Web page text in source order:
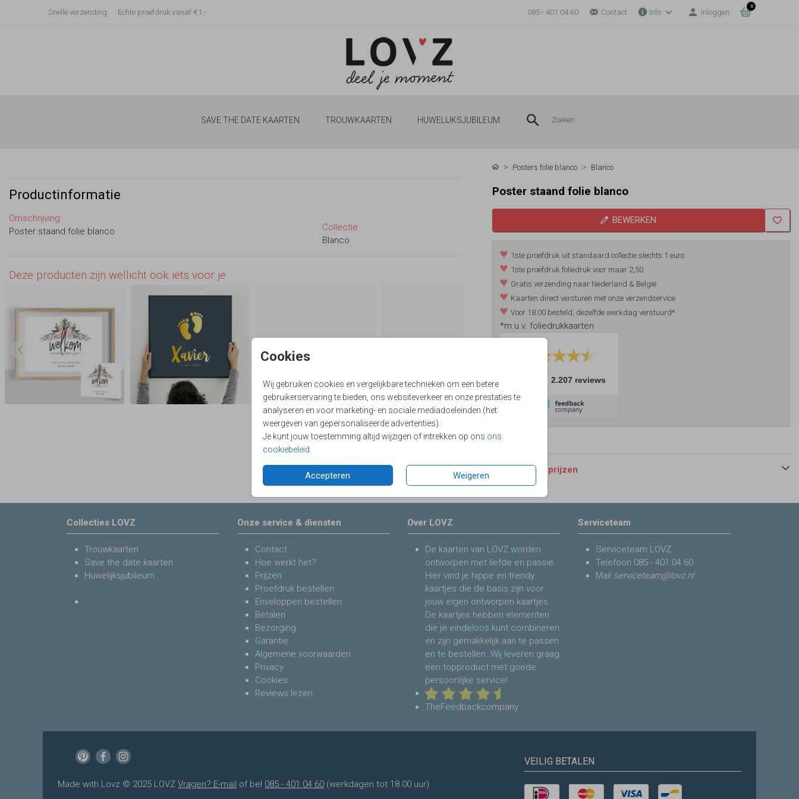
Snelle verzending Echte proefdruk vanaf €1,- 085 - 401 04 60 Contact Info Inloggen
0
SAVE THE DATE KAARTEN TROUWKAARTEN HUWELIJKSJUBILEUM
Cookies
Wij gebruiken cookies en vergelijkbare technieken om een betere
gebruikerservaring te bieden, ons websiteverkeer en onze prestaties te
analyseren en voor marketing- en sociale mediadoeleinden (het
weergeven van gepersonaliseerde advertenties).
Je kunt jouw toestemming altijd wijzigen of intrekken op ons ons
cookiebeleid
Accepteren Weigeren
Productinformatie
Omschrijving
Poster staand folie blanco
Collectie
Blanco
Deze producten zijn wellicht ook iets voor je
Posters folie blanco Blanco
Poster staand folie blanco
BEWERKEN
1ste proefdruk uit standaard collectie slechts 1 euro
1ste proefdruk foliedruk voor maar 2,50
Gratis verzending naar Nederland & België
Kaarten direct versturen met onze verzendservice
Voor 18:00 besteld, dezelfde werkdag verstuurd*
*m.u.v. foliedrukkaarten
2.207 reviews
Formaten en prijzen
Collecties LOVZ
Trouwkaarten
Save the date kaarten
Huwelijksjubileum
Onze service & diensten
Contact
Hoe werkt het?
Prijzen
Proefdruk bestellen
Enveloppen bestellen
Betalen
Bezorging
Garantie
Algemene voorwaarden
Privacy
Cookies
Reviews lezen
Over LOVZ
De kaarten van LOVZ worden
ontworpen met liefde en passie.
Hier vind je hippe en trendy
kaartjes die de basis zijn voor
jouw eigen ontworpen kaartjes.
De kaartjes hebben elementen
die je eindeloos kunt combineren
en zijn gemakkelijk aan te passen
en te bestellen. Wij leveren graag
een topproduct met goede
persoonlijke service!
TheFeedbackcompany
Serviceteam
Serviceteam LOVZ
Telefoon 085 - 401 04 60
Mail serviceteam@lovz.nl
Made with Lovz © 2025 LOVZ Vragen? E-mail of bel 085 - 401 04 60 (werkdagen tot 18.00 uur)
VEILIG BETALEN